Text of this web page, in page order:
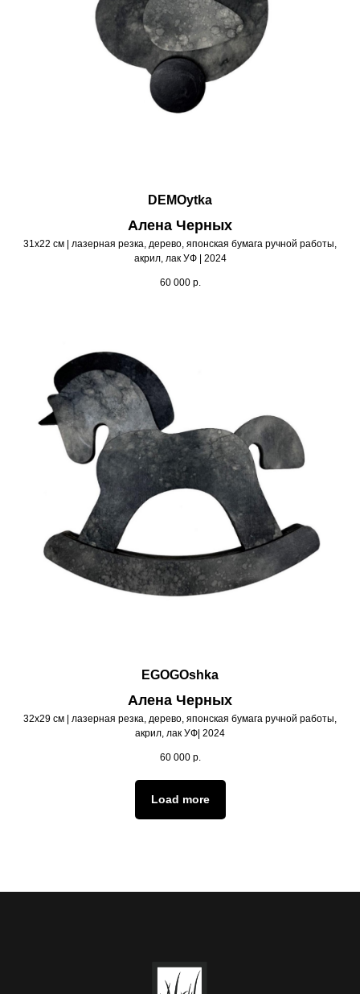
DEMOytka
Алена Черных
31х22 см | лазерная резка, дерево, японская бумага ручной работы,
акрил, лак УФ | 2024
60 000 р.
EGOGOshka
Алена Черных
32х29 см | лазерная резка, дерево, японская бумага ручной работы,
акрил, лак УФ| 2024
60 000 р.
Load more